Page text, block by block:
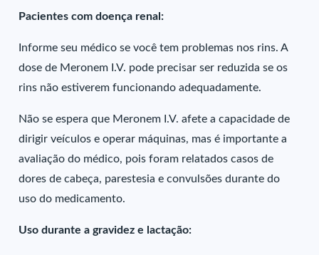
Pacientes com doença renal:
Informe seu médico se você tem problemas nos rins. A
dose de Meronem I.V. pode precisar ser reduzida se os
rins não estiverem funcionando adequadamente.
Não se espera que Meronem I.V. afete a capacidade de
dirigir veículos e operar máquinas, mas é importante a
avaliação do médico, pois foram relatados casos de
dores de cabeça, parestesia e convulsões durante do
uso do medicamento.
Uso durante a gravidez e lactação: